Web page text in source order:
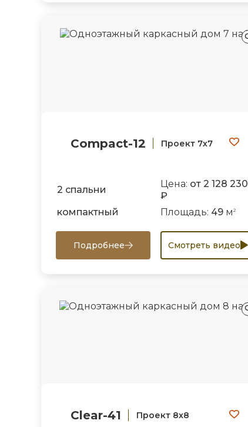
Compact-12 Проект 7х7
2 спальни
Цена: от 2 128 230
₽
компактный
Площадь: 49м 2
Подробнее Смотреть видео
Clear-41 Проект 8х8